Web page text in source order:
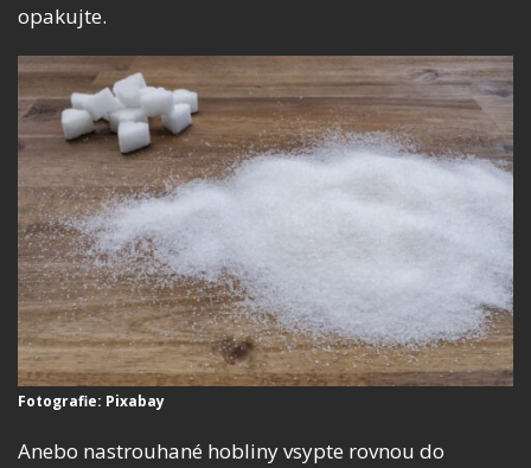
opakujte.
Fotografie: Pixabay
Anebo nastrouhané hobliny vsypte rovnou do